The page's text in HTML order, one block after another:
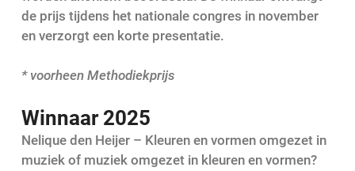
de prijs tijdens het nationale congres in november
en verzorgt een korte presentatie.
* voorheen Methodiekprijs
Winnaar 2025
Nelique den Heijer – Kleuren en vormen omgezet in
muziek of muziek omgezet in kleuren en vormen?